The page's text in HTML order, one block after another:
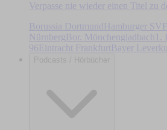
Verpasse nie wieder einen Titel zu
Borussia DortmundHamburger SV
Nürnberg Bor. Mönchengladbach 1.
96Eintracht Frankfurt Bayer
Podcasts / Hörbücher